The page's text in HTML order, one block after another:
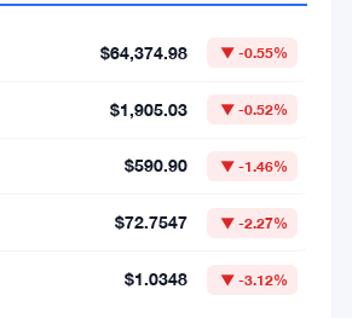
$64,374.98 ▼ -0.55%
$1,905.03 ▼ -0.52%
$590.90 ▼ -1.46%
$72.7547 ▼ -2.27%
$1.0348 ▼ -3.12%